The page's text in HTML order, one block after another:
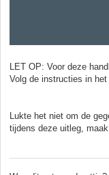
LET OP: Voor deze
Volg de instructies in
Lukte het niet om de
tijdens deze uitleg,